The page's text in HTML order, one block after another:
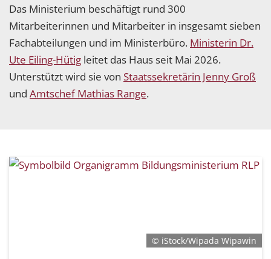
Das Ministerium beschäftigt rund 300
Mitarbeiterinnen und Mitarbeiter in insgesamt sieben
Fachabteilungen und im Ministerbüro. Ministerin Dr.
Ute Eiling-Hütig leitet das Haus seit Mai 2026.
Unterstützt wird sie von Staatssekretärin Jenny Groß
und Amtschef Mathias Range.
© iStock/Wipada Wipawin